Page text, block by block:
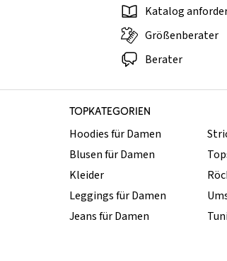
Katalog
Größenberater
Berater
TOPKATEGORIEN
Hoodies für Damen
Blusen für Damen
Kleider
Leggings für Damen
Jeans für Damen